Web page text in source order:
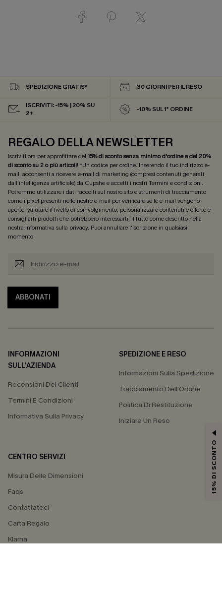
SPEDIZIONE GRATIS* 30 GIORNI PER IL RESO
ISCRIVITI: -15% | 20% SU
2+
-10% SUL 1° ORDINE
REGALO DELLA NEWSLETTER
Iscriviti ora per approfittare del 15% di sconto senza minimo d'ordine e del 20%
di sconto su 2 o più articoli! *Un codice per ordine. Inserendo il tuo indirizzo e-
mail, acconsenti a ricevere e-mail di marketing (compresi contenuti generati
dall'intelligenza artificiale) da Cupshe e accetti i nostri Termini e condizioni.
Potremmo utilizzare i dati raccolti sul nostro sito e strumenti di tracciamento
come i pixel presenti nelle nostre e-mail per verificare se le e-mail vengono
aperte, valutare il livello di coinvolgimento, personalizzare contenuti e offerte e
consigliarti prodotti che potrebbero interessarti, il tutto come descritto nella
nostra Informativa sulla privacy. Puoi annullare l'iscrizione in qualsiasi
momento.
ABBONATI
INFORMAZIONI
SULL'AZIENDA
Recensioni Dei Clienti
Termini E Condizioni
Informativa Sulla Privacy
SPEDIZIONE E RESO
Informazioni Sulla Spedizione
Tracciamento Dell'Ordine
Politica Di Restituzione
Iniziare Un Reso
CENTRO SERVIZI
Misura Delle Dimensioni
Faqs
Contattateci
Carta Regalo
Klarna
15% DI SCONTO